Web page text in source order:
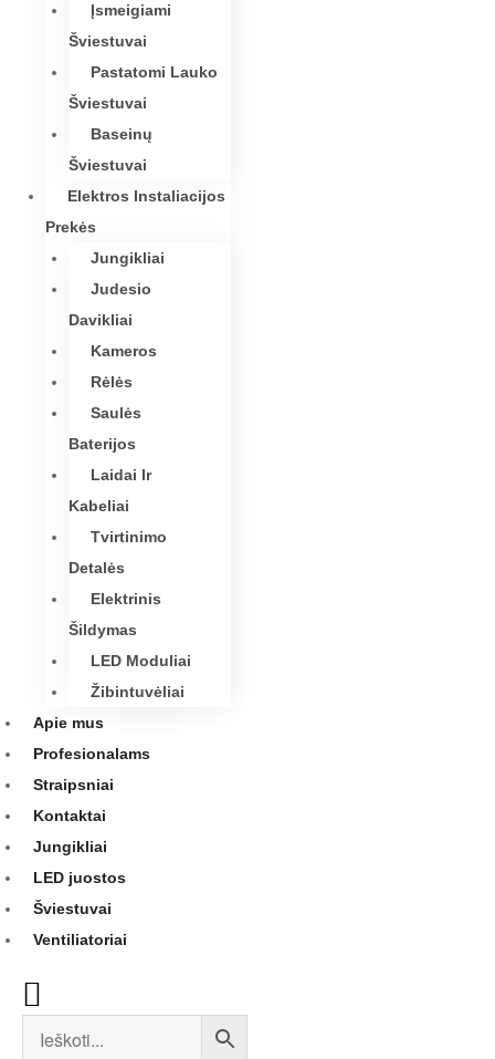
Įsmeigiami
Šviestuvai
Pastatomi Lauko
Šviestuvai
Baseinų
Šviestuvai
Elektros Instaliacijos
Prekės
Jungikliai
Judesio
Davikliai
Kameros
Rėlės
Saulės
Baterijos
Laidai Ir
Kabeliai
Tvirtinimo
Detalės
Elektrinis
Šildymas
LED Moduliai
Žibintuvėliai
Apie mus
Profesionalams
Straipsniai
Kontaktai
Jungikliai
LED juostos
Šviestuvai
Ventiliatoriai